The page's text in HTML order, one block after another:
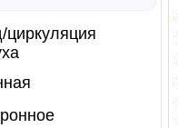
циркуляция